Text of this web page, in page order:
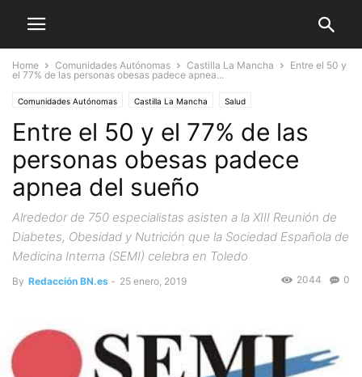
Home Comunidades Autónomas Castilla La Mancha
Entre el 50 y
el 77% de las personas obesas padece apnea...
Comunidades Autónomas Castilla La Mancha Salud
Entre el 50 y el 77% de las
personas obesas padece
apnea del sueño
Alrededor de 750 especialistas asisten a la XIII Reunión de
Diabetes, Obesidad y Nutrición que la Sociedad Española de
Medicina Interna (SEMI) celebra en Toledo
By Redacción BN.es - 25 enero, 2019 0
2044